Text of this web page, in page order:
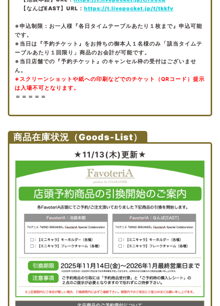
【なんばEAST】URL： https://t.livepocket.jp/t/tkkfv
※申込制限：お一人様『各日タイムテーブルあたり１枚まで』申込可能
です。
※当日は『予約チケット』をお持ちの御本人１名様のみ「該当タイムテ
ーブルあたり１回限り」商品のお会計が可能です。
※当日店舗での『予約チケット』のキャンセル枠の受付はございませ
ん。
※スクリーンショットや紙への印刷などでのチケット（QRコード）提示
は入場不可となります。
＝＝＝＝＝
商品在庫状況（Goods-List）
★11/13(木)更新★